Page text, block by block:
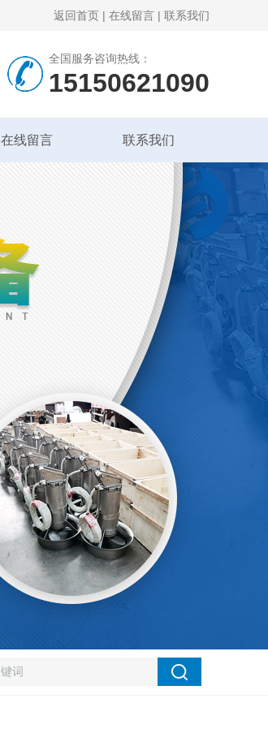
返回首页 | 在线留言 | 联系我们
全国服务咨询热线：
15150621090
在线留言 联系我们